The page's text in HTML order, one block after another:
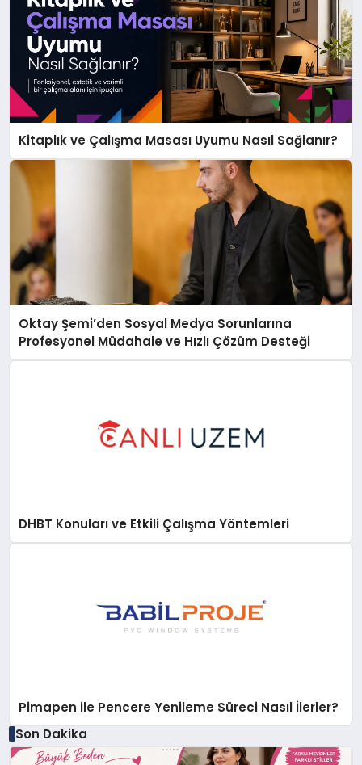
Kitaplık ve Çalışma Masası Uyumu Nasıl Sağlanır?
Oktay Şemi’den Sosyal Medya Sorunlarına
Profesyonel Müdahale ve Hızlı Çözüm Desteği
DHBT Konuları ve Etkili Çalışma Yöntemleri
Pimapen ile Pencere Yenileme Süreci Nasıl İlerler?
Son Dakika